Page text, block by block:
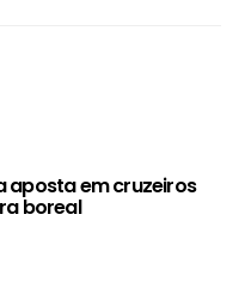
aposta em cruzeiros
boreal